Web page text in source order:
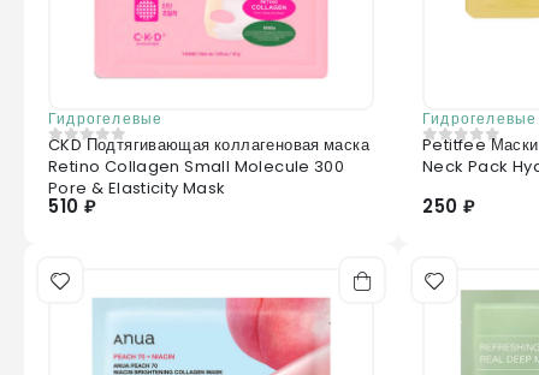
Гидрогелевые
0из 5
CKD Подтягивающая коллагеновая маска
Retino Collagen Small Molecule 300
Pore & Elasticity Mask
510 ₽
Гидрогелевые
0 из 5
Petitfee
Neck Pack
250 ₽